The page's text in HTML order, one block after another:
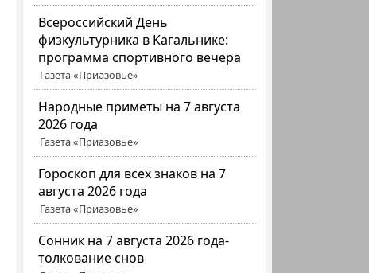
Всероссийский День
физкультурника в Кагальнике:
программа спортивного вечера
Газета «Приазовье»
Народные приметы на 7 августа
2026 года
Газета «Приазовье»
Гороскоп для всех знаков на 7
августа 2026 года
Газета «Приазовье»
Сонник на 7 августа 2026 года-
толкование снов